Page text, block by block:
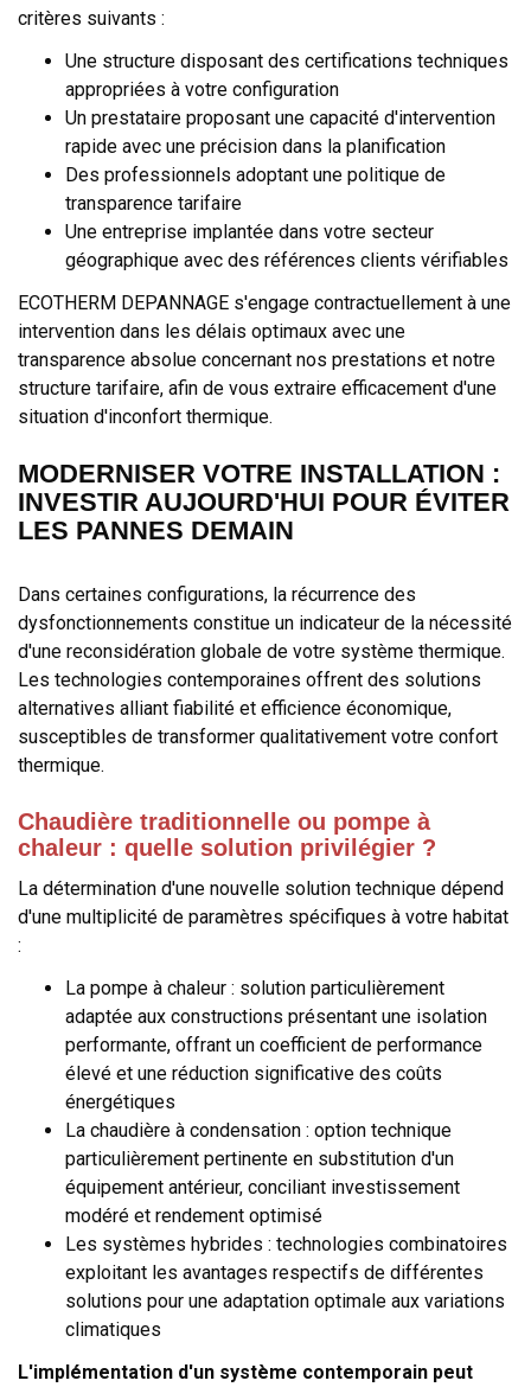
critères suivants :
Une structure disposant des certifications techniques
appropriées à votre configuration
Un prestataire proposant une capacité d'intervention
rapide avec une précision dans la planification
Des professionnels adoptant une politique de
transparence tarifaire
Une entreprise implantée dans votre secteur
géographique avec des références clients vérifiables
ECOTHERM DEPANNAGE s'engage contractuellement à une
intervention dans les délais optimaux avec une
transparence absolue concernant nos prestations et notre
structure tarifaire, afin de vous extraire efficacement d'une
situation d'inconfort thermique.
MODERNISER VOTRE INSTALLATION :
INVESTIR AUJOURD'HUI POUR ÉVITER
LES PANNES DEMAIN
Dans certaines configurations, la récurrence des
dysfonctionnements constitue un indicateur de la nécessité
d'une reconsidération globale de votre système thermique.
Les technologies contemporaines offrent des solutions
alternatives alliant fiabilité et efficience économique,
susceptibles de transformer qualitativement votre confort
thermique.
Chaudière traditionnelle ou pompe à
chaleur : quelle solution privilégier ?
La détermination d'une nouvelle solution technique dépend
d'une multiplicité de paramètres spécifiques à votre habitat
:
La pompe à chaleur : solution particulièrement
adaptée aux constructions présentant une isolation
performante, offrant un coefficient de performance
élevé et une réduction significative des coûts
énergétiques
La chaudière à condensation : option technique
particulièrement pertinente en substitution d'un
équipement antérieur, conciliant investissement
modéré et rendement optimisé
Les systèmes hybrides : technologies combinatoires
exploitant les avantages respectifs de différentes
solutions pour une adaptation optimale aux variations
climatiques
L'implémentation d'un système contemporain peut